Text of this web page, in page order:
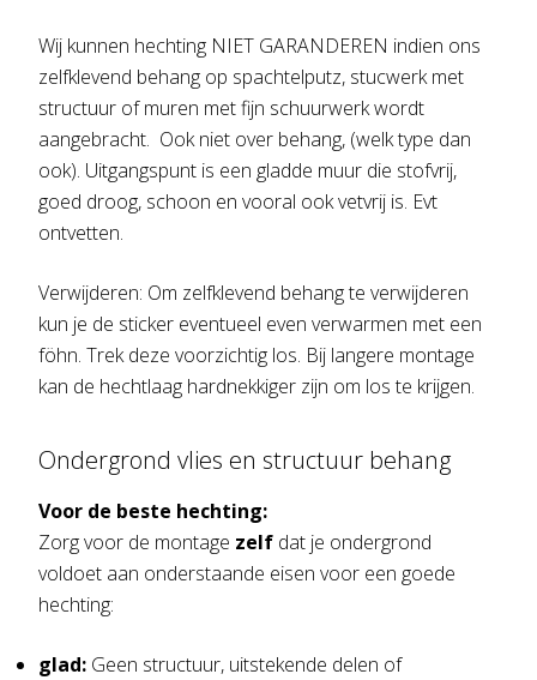
Wij kunnen hechting NIET GARANDEREN indien ons
zelfklevend behang op spachtelputz, stucwerk met
structuur of muren met fijn schuurwerk wordt
aangebracht. Ook niet over behang, (welk type dan
ook). Uitgangspunt is een gladde muur die stofvrij,
goed droog, schoon en vooral ook vetvrij is. Evt
ontvetten.
Verwijderen: Om zelfklevend behang te verwijderen
kun je de sticker eventueel even verwarmen met een
föhn. Trek deze voorzichtig los. Bij langere montage
kan de hechtlaag hardnekkiger zijn om los te krijgen.
Ondergrond vlies en structuur behang
Voor de beste hechting:
Zorg voor de montage zelf dat je ondergrond
voldoet aan onderstaande eisen voor een goede
hechting:
glad: Geen structuur, uitstekende delen of